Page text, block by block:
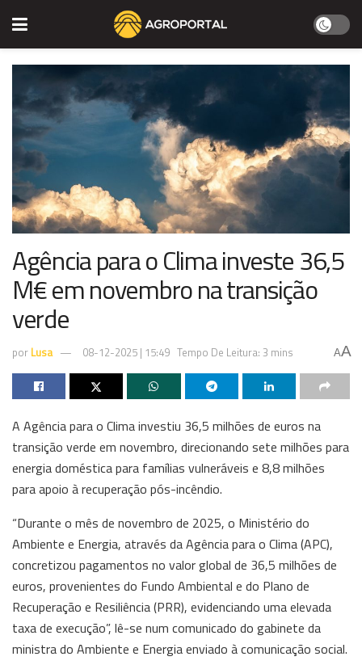
Agência para o Clima investe 36,5
M€ em novembro na transição
verde
por Lusa 08-12-2025 | 15:49 Tempo De Leitura: 3 mins AA
A Agência para o Clima investiu 36,5 milhões de euros na
transição verde em novembro, direcionando sete milhões para
energia doméstica para famílias vulneráveis e 8,8 milhões
para apoio à recuperação pós-incêndio.
“Durante o mês de novembro de 2025, o Ministério do
Ambiente e Energia, através da Agência para o Clima (APC),
concretizou pagamentos no valor global de 36,5 milhões de
euros, provenientes do Fundo Ambiental e do Plano de
Recuperação e Resiliência (PRR), evidenciando uma elevada
taxa de execução”, lê-se num comunicado do gabinete da
ministra do Ambiente e Energia enviado à comunicação social.